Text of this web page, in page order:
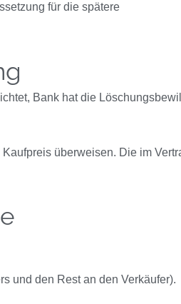
für die spätere
Bank hat die
überweisen. Die im
und den Rest an den Verkäufer).